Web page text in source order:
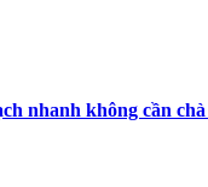
nhanh không cần